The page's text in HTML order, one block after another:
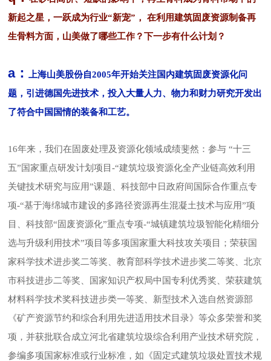
新起之星，一跃成为行业“新宠” ，
在利用建筑固废资源制备再
生骨料方面，山美做了哪些工作？下一步有什么计划？
a：
上海山美股份自2005年开始关注国内建筑固废资源化问
题，引进德国先进技术，投入大量人力、物力和财力研究开发出
了符合中国国情的装备和工艺。
16年来，我们在固废处理及资源化领域成绩斐然：参与 “十三
五”国家重点研发计划项目-“建筑垃圾资源化全产业链高效利用
关键技术研究与应用”课题、科技部中日政府间国际合作重点专
项-“基于海绵城市建设的多路径资源再生混凝土技术与应用”项
目、科技部“固废资源化”重点专项-“城镇建筑垃圾智能化精细分
选与升级利用技术”项目等多项国家重大科技攻关项目；荣获国
家科学技术进步奖二等奖、教育部科学技术进步奖二等奖、北京
市科技进步二等奖、国家知识产权局中国专利优秀奖、荣获建筑
材料科学技术奖科技进步类一等奖、新型技术入选自然资源部
《矿产资源节约和综合利用先进适用技术目录》等众多荣誉和奖
项，并获批联合成立河北省建筑垃圾综合利用产业技术研究院，
参编多项国家标准或行业标准，如《固定式建筑垃圾处置技术规